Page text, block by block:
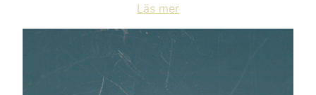
Läs mer